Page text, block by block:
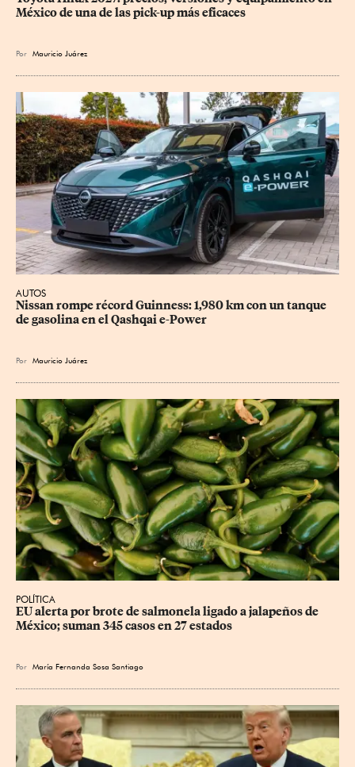
México de una de las pick-up más eficaces
Por Mauricio Juárez
AUTOS
Nissan rompe récord Guinness: 1,980 km con un tanque
de gasolina en el Qashqai e-Power
Por Mauricio Juárez
POLÍTICA
EU alerta por brote de salmonela ligado a jalapeños de
México; suman 345 casos en 27 estados
Por María Fernanda Sosa Santiago